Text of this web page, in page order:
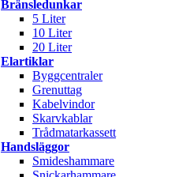
Bränsledunkar
5 Liter
10 Liter
20 Liter
Elartiklar
Byggcentraler
Grenuttag
Kabelvindor
Skarvkablar
Trådmatarkassett
Handsläggor
Smideshammare